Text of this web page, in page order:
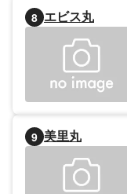
8 エビス丸
9 美里丸